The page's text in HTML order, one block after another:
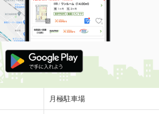
月極駐車場